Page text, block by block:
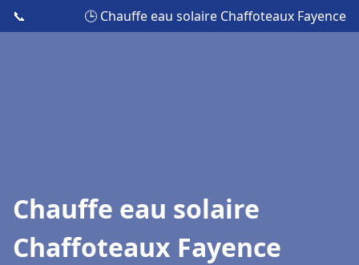
📞 🕒 Chauffe eau solaire Chaffoteaux Fayence
Chauffe eau solaire
Chaffoteaux Fayence